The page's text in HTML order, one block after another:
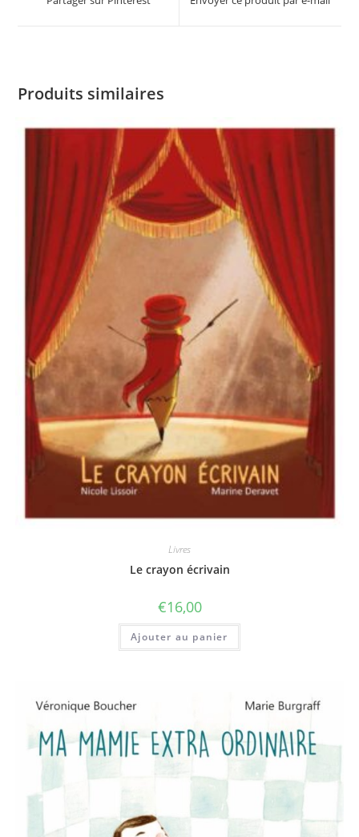
new
new
Produits similaires
Livres
Le crayon écrivain
€16,00
Ajouter au panier